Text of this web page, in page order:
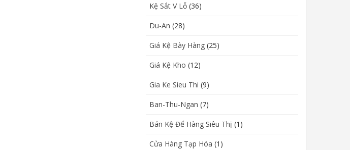
Kệ Sắt V Lỗ (36)
Du-An (28)
Giá Kệ Bày Hàng (25)
Giá Kệ Kho (12)
Gia Ke Sieu Thi (9)
Ban-Thu-Ngan (7)
Bán Kệ Để Hàng Siêu Thị (1)
Cửa Hàng Tạp Hóa (1)